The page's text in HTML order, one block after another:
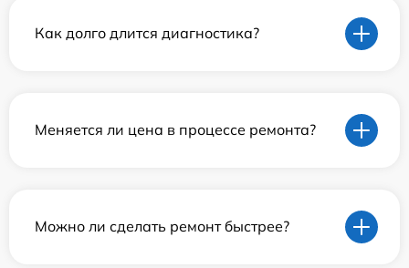
Как долго длится диагностика?
Меняется ли цена в процессе ремонта?
Можно ли сделать ремонт быстрее?